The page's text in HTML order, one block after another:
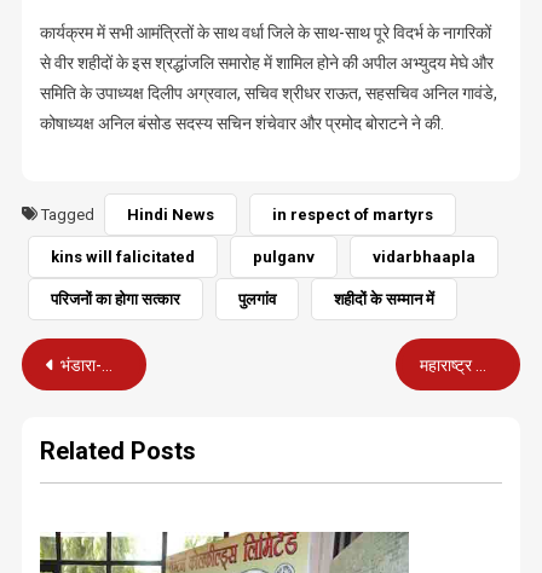
कार्यक्रम में सभी आमंत्रितों के साथ वर्धा जिले के साथ-साथ पूरे विदर्भ के नागरिकों
से वीर शहीदों के इस श्रद्धांजलि समारोह में शामिल होने की अपील अभ्युदय मेघे और
समिति के उपाध्यक्ष दिलीप अग्रवाल, सचिव श्रीधर राऊत, सहसचिव अनिल गावंडे,
कोषाध्यक्ष अनिल बंसोड सदस्य सचिन शंचेवार और प्रमोद बोराटने ने की.
Tagged Hindi News in respect of martyrs
kins will falicitated pulganv vidarbhaapla
परिजनों का होगा सत्कार पुलगांव शहीदों के सम्मान में
Post
भंडारा-गोदिया संसदीय क्षेत्र के 49 बूथों पर आज 30 मई को पुनर्मतदान
Related Posts